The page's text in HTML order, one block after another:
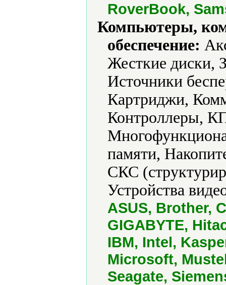
RoverBook,
Компьютеры,
обеспечение:
Жесткие диски,
Источники
Картриджи,
Контроллеры,
памяти,
СКС
Устройства
ASUS, Brother,
GIGABYTE,
IBM, Intel,
Microsoft,
Seagate,